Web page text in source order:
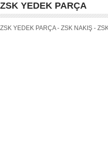
ZSK YEDEK PARÇA
ZSK YEDEK PARÇA - ZSK NAKIŞ -